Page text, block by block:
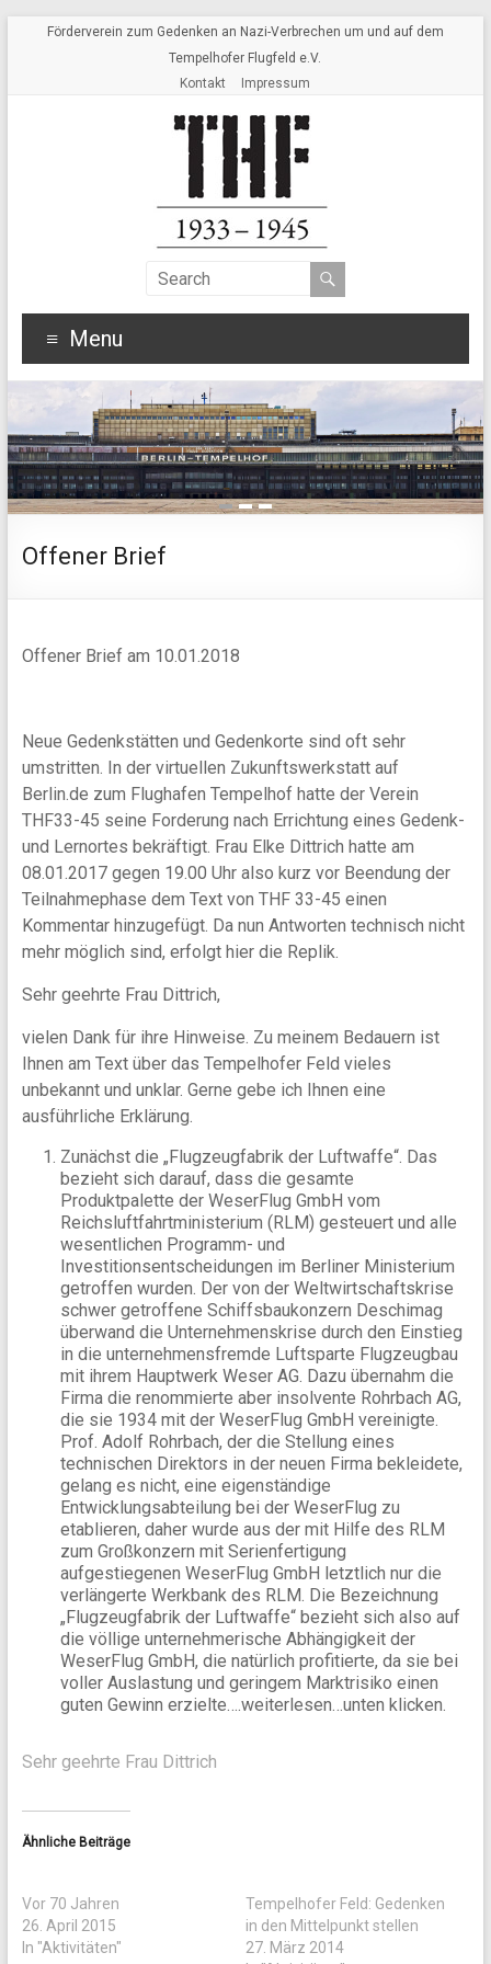
Förderverein zum Gedenken an Nazi-Verbrechen um und auf dem
Tempelhofer Flugfeld e.V.
Kontakt
Impressum
Menu
1 2 3
Offener Brief
Offener Brief am 10.01.2018
Neue Gedenkstätten und Gedenkorte sind oft sehr
umstritten. In der virtuellen Zukunftswerkstatt auf
Berlin.de zum Flughafen Tempelhof hatte der Verein
THF33-45 seine Forderung nach Errichtung eines Gedenk-
und Lernortes bekräftigt. Frau Elke Dittrich hatte am
08.01.2017 gegen 19.00 Uhr also kurz vor Beendung der
Teilnahmephase dem Text von THF 33-45 einen
Kommentar hinzugefügt. Da nun Antworten technisch nicht
mehr möglich sind, erfolgt hier die Replik.
Sehr geehrte Frau Dittrich,
vielen Dank für ihre Hinweise. Zu meinem Bedauern ist
Ihnen am Text über das Tempelhofer Feld vieles
unbekannt und unklar. Gerne gebe ich Ihnen eine
ausführliche Erklärung.
Zunächst die „Flugzeugfabrik der Luftwaffe“. Das
bezieht sich darauf, dass die gesamte
Produktpalette der WeserFlug GmbH vom
Reichsluftfahrtministerium (RLM) gesteuert und alle
wesentlichen Programm- und
Investitionsentscheidungen im Berliner Ministerium
getroffen wurden. Der von der Weltwirtschaftskrise
schwer getroffene Schiffsbaukonzern Deschimag
überwand die Unternehmenskrise durch den Einstieg
in die unternehmensfremde Luftsparte Flugzeugbau
mit ihrem Hauptwerk Weser AG. Dazu übernahm die
Firma die renommierte aber insolvente Rohrbach AG,
die sie 1934 mit der WeserFlug GmbH vereinigte.
Prof. Adolf Rohrbach, der die Stellung eines
technischen Direktors in der neuen Firma bekleidete,
gelang es nicht, eine eigenständige
Entwicklungsabteilung bei der WeserFlug zu
etablieren, daher wurde aus der mit Hilfe des RLM
zum Großkonzern mit Serienfertigung
aufgestiegenen WeserFlug GmbH letztlich nur die
verlängerte Werkbank des RLM. Die Bezeichnung
„Flugzeugfabrik der Luftwaffe“ bezieht sich also auf
die völlige unternehmerische Abhängigkeit der
WeserFlug GmbH, die natürlich profitierte, da sie bei
voller Auslastung und geringem Marktrisiko einen
guten Gewinn erzielte….weiterlesen…unten klicken.
Sehr geehrte Frau Dittrich
Ähnliche Beiträge
Vor 70 Jahren
26. April 2015
In "Aktivitäten"
Tempelhofer Feld: Gedenken
in den Mittelpunkt stellen
27. März 2014